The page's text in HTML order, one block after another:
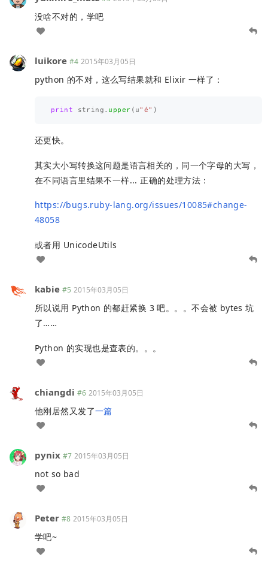
没啥不对的，学吧
luikore #4 2015年03月05日
python 的不对，这么写结果就和 Elixir 一样了：
print string . upper ( u" é" )
还更快。
其实大小写转换这问题是语言相关的，同一个字母的大写，
在不同语言里结果不一样... 正确的处理方法：
https://bugs.ruby-lang.org/issues/10085#change-
48058
或者用 UnicodeUtils
kabie #5 2015年03月05日
所以说用 Python 的都赶紧换 3 吧。。。不会被 bytes 坑
了……
Python 的实现也是查表的。。。
chiangdi #6 2015年03月05日
他刚居然又发了一篇
pynix #7 2015年03月05日
not so bad
Peter #8 2015年03月05日
学吧~